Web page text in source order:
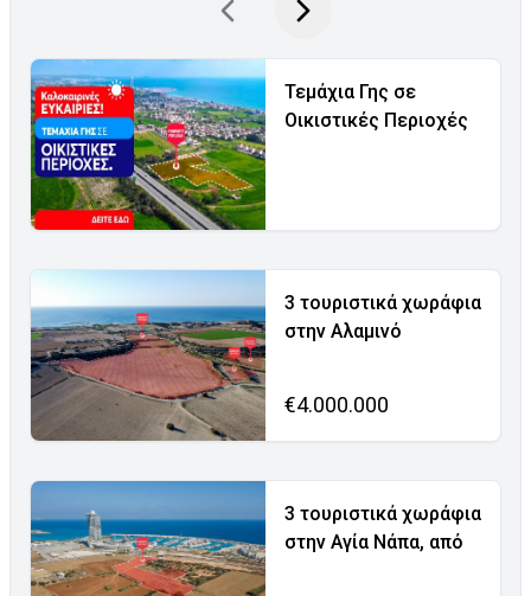
Τεμάχια Γης σε
Οικιστικές Περιοχές
3 τουριστικά χωράφια
στην Αλαμινό
€4.000.000
3 τουριστικά χωράφια
στην Αγία Νάπα, από